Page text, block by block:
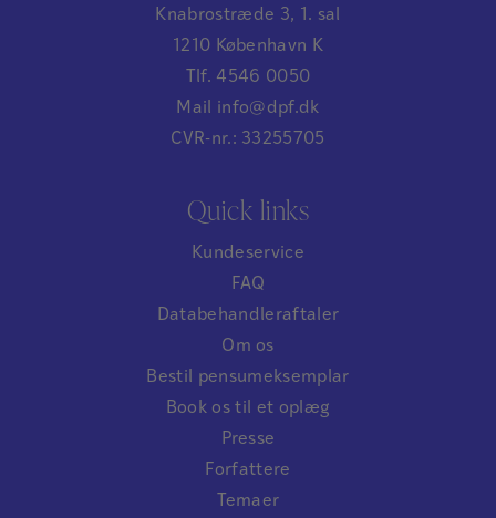
Knabrostræde 3, 1. sal
1210 København K
Tlf. 4546 0050
Mail info@dpf.dk
CVR-nr.: 33255705
Quick links
Kundeservice
FAQ
Databehandleraftaler
Om os
Bestil pensumeksemplar
Book os til et oplæg
Presse
Forfattere
Temaer